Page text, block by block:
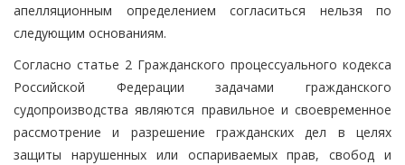
апелляционным определением согласиться нельзя по
следующим основаниям.
Согласно статье 2 Гражданского процессуального кодекса
Российской Федерации задачами гражданского
судопроизводства являются правильное и своевременное
рассмотрение и разрешение гражданских дел в целях
защиты нарушенных или оспариваемых прав, свобод и